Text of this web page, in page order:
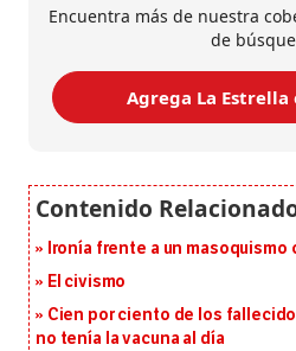
Encuentra más de nuestra
de
Agrega La Estrella
Ironía frente a un masoquismo
El civismo
Cien por ciento de los
no tenía la vacuna al día